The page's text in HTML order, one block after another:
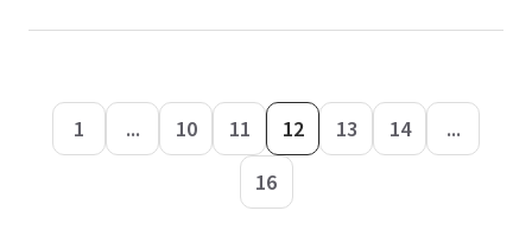
1 ... 10 11 12 13 14
...
16